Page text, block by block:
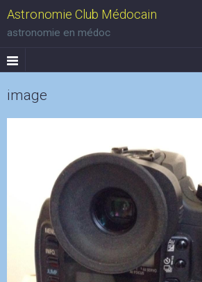
Astronomie Club Médocain
astronomie en médoc
image